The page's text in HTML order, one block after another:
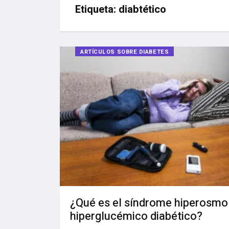
Etiqueta: diabtético
ARTÍCULOS SOBRE DIABETES
¿Qué es el síndrome
hiperglucémico diabético?